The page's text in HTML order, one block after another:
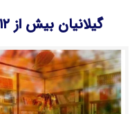
گیلانیان بیش از ۱۲ میلیارد ریال کتاب خریدند